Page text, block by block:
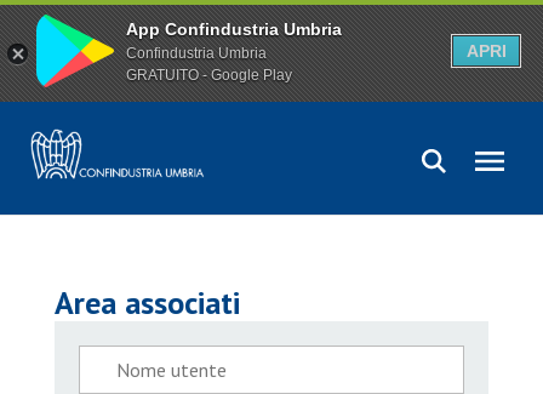
Area associati
App Confindustria Umbria
Confindustria Umbria
GRATUITO - Google Play
APRI